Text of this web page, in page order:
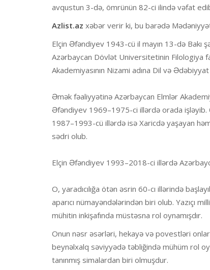
avqustun 3-də, ömrünün 82-ci ilində vəfat
Azlist.az xəbər verir ki, bu barədə
Elçin Əfəndiyev 1943-cü il mayın 13-də
Azərbaycan Dövlət Universitetinin Filologiya
Akademiyasının Nizami adına Dil və
Əmək fəaliyyətinə Azərbaycan Elmlər
Əfəndiyev 1969–1975-ci illərdə orada işləyib.
1987–1993-cü illərdə isə Xaricdə yaşayan
sədri olub.
Elçin Əfəndiyev 1993–2018-ci illərdə
O, yaradıcılığa ötən əsrin 60-cı illərində
aparıcı nümayəndələrindən biri olub. Yazıçı
mühitin inkişafında müstəsna rol oynamışdır.
Onun nəsr əsərləri, hekayə və povestləri
beynəlxalq səviyyədə təbliğində mühüm rol
tanınmış simalardan biri olmuşdur.